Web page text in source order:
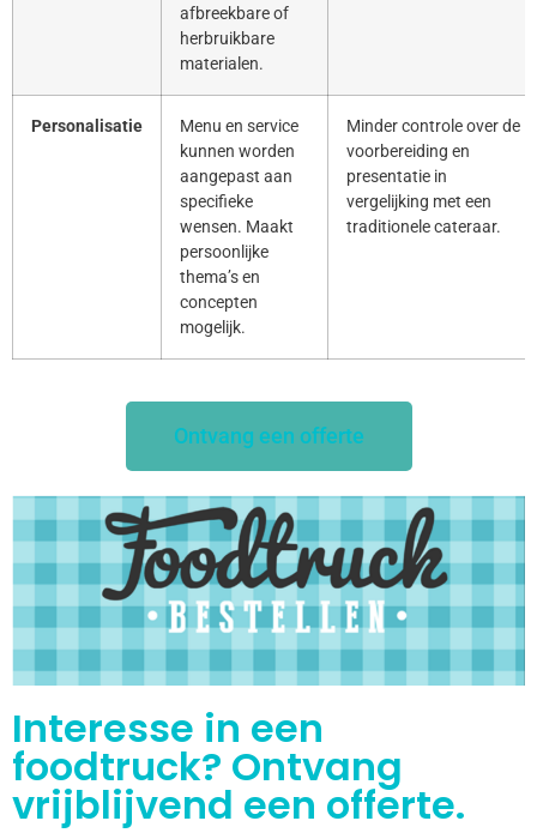
afbreekbare of
herbruikbare
materialen.
Personalisatie
Menu en service
kunnen worden
aangepast aan
specifieke
wensen. Maakt
persoonlijke
thema’s en
concepten
mogelijk.
Minder controle over de
voorbereiding en
presentatie in
vergelijking met een
traditionele cateraar.
Ontvang een offerte
Interesse in een
foodtruck? Ontvang
vrijblijvend een offerte.